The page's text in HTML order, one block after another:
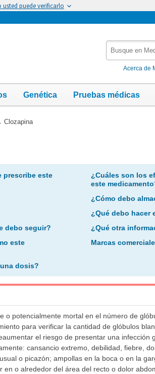
usted puede verificarlo
MedlinePlus
Acerca de
Genética Pruebas médicas
Clozapina
prescribe este
debo seguir?
este
dosis?
¿Cuáles son los
este
¿Cómo debo
¿Qué debo hacer
¿Qué otra
Marcas
o potencialmente mortal en el número de
para verificar la cantidad de glóbulos
el riesgo de presentar una infección
cansancio extremo, debilidad, fiebre,
o picazón; ampollas en la boca o en la
o alrededor del área del recto o dolor